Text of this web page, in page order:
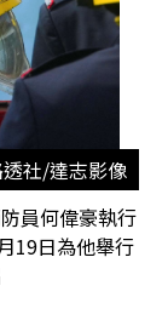
社/達志影像
員何偉豪執行
19日為他舉行